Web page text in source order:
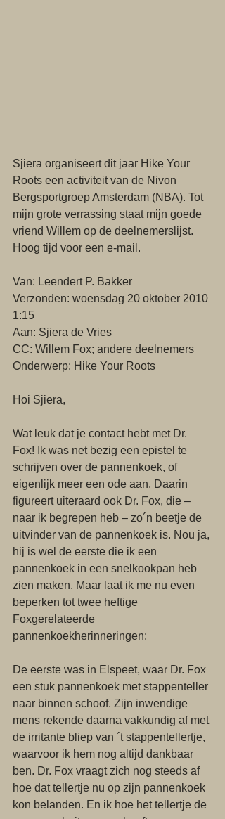
Sjiera organiseert dit jaar Hike Your
Roots een activiteit van de Nivon
Bergsportgroep Amsterdam (NBA). Tot
mijn grote verrassing staat mijn goede
vriend Willem op de deelnemerslijst.
Hoog tijd voor een e-mail.
Van: Leendert P. Bakker
Verzonden: woensdag 20 oktober 2010
1:15
Aan: Sjiera de Vries
CC: Willem Fox; andere deelnemers
Onderwerp: Hike Your Roots
Hoi Sjiera,
Wat leuk dat je contact hebt met Dr.
Fox! Ik was net bezig een epistel te
schrijven over de pannenkoek, of
eigenlijk meer een ode aan. Daarin
figureert uiteraard ook Dr. Fox, die –
naar ik begrepen heb – zo´n beetje de
uitvinder van de pannenkoek is. Nou ja,
hij is wel de eerste die ik een
pannenkoek in een snelkookpan heb
zien maken. Maar laat ik me nu even
beperken tot twee heftige
Foxgerelateerde
pannenkoekherinneringen:
De eerste was in Elspeet, waar Dr. Fox
een stuk pannenkoek met stappenteller
naar binnen schoof. Zijn inwendige
mens rekende daarna vakkundig af met
de irritante bliep van ´t stappentellertje,
waarvoor ik hem nog altijd dankbaar
ben. Dr. Fox vraagt zich nog steeds af
hoe dat tellertje nu op zijn pannenkoek
kon belanden. En ik hoe het tellertje de